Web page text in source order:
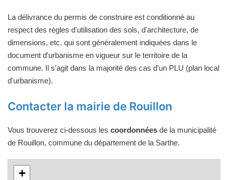
La délivrance du permis de construire est conditionné au
respect des règles d'utilisation des sols, d'architecture, de
dimensions, etc. qui sont généralement indiquées dans le
document d'urbanisme en vigueur sur le territoire de la
commune. Il s'agit dans la majorité des cas d'un PLU (plan local
d'urbanisme).
Contacter la mairie de Rouillon
Vous trouverez ci-dessous les coordonnées de la municipalité
de Rouillon, commune du département de la Sarthe.
+